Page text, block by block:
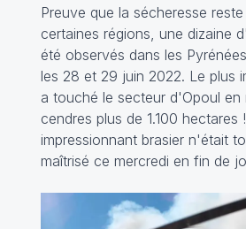
Preuve que la sécheresse
certaines régions, une dizaine
été observés dans les
les 28 et 29 juin 2022. Le plus
a touché le secteur d'Opoul en
cendres plus de 1.100 hectares
impressionnant brasier n'était
maîtrisé ce mercredi en fin de